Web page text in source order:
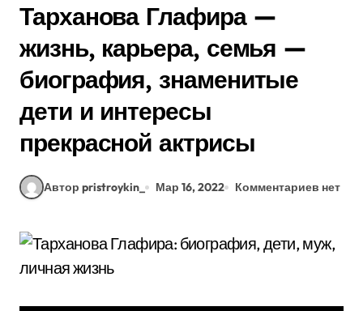
Тарханова Глафира —
жизнь, карьера, семья —
биография, знаменитые
дети и интересы
прекрасной актрисы
Автор pristroykin_ Мар 16, 2022 Комментариев нет